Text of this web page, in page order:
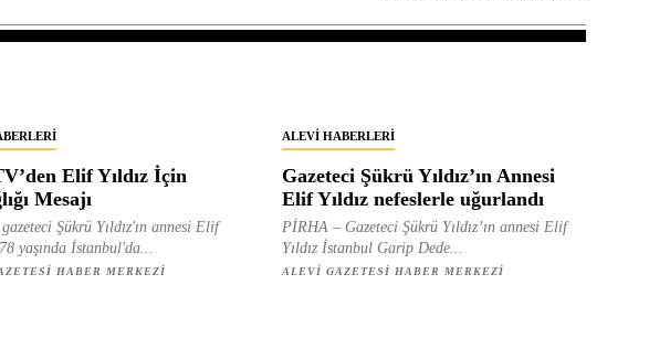
Elif Yıldız İçin
Mesajı
Şükrü Yıldız'ın annesi Elif
78 yaşında İstanbul'da...
HABER MERKEZI
ALEVI HABERLERI
Gazeteci Şükrü Yıldız’ın Annesi
Elif Yıldız nefeslerle uğurlandı
PİRHA – Gazeteci Şükrü Yıldız’ın annesi Elif
Yıldız İstanbul Garip Dede...
ALEVI GAZETESI HABER MERKEZI